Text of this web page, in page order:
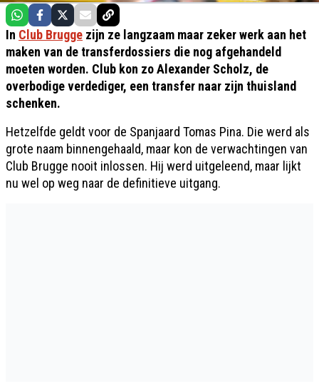
In Club Brugge zijn ze langzaam maar zeker werk aan het
maken van de transferdossiers die nog afgehandeld
moeten worden. Club kon zo Alexander Scholz, de
overbodige verdediger, een transfer naar zijn thuisland
schenken.
Hetzelfde geldt voor de Spanjaard Tomas Pina. Die werd als
grote naam binnengehaald, maar kon de verwachtingen van
Club Brugge nooit inlossen. Hij werd uitgeleend, maar lijkt
nu wel op weg naar de definitieve uitgang.